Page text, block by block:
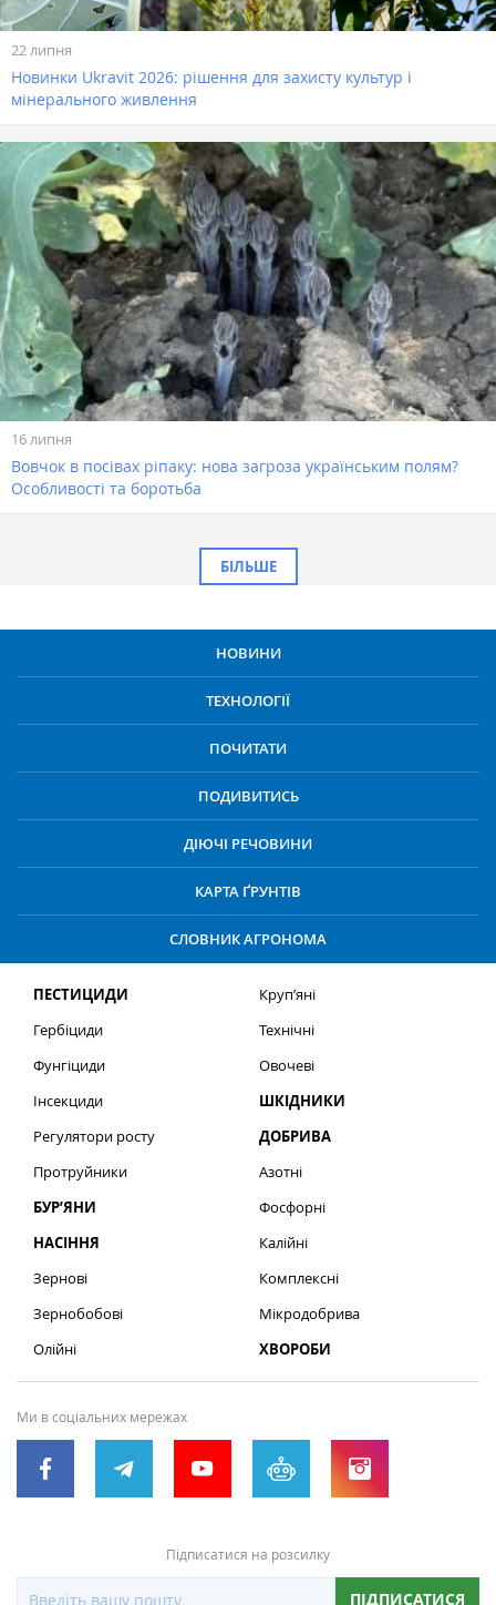
22 липня
Новинки Ukravit 2026: рішення для захисту культур і
мінерального живлення
16 липня
Вовчок в посівах ріпаку: нова загроза українським полям?
Особливості та боротьба
БІЛЬШЕ
НОВИНИ
ТЕХНОЛОГІЇ
ПОЧИТАТИ
ПОДИВИТИСЬ
ДІЮЧІ РЕЧОВИНИ
КАРТА ҐРУНТІВ
СЛОВНИК АГРОНОМА
ПЕСТИЦИДИ
Гербіциди
Фунгіциди
Інсекциди
Регулятори росту
Протруйники
БУР’ЯНИ
НАСІННЯ
Зернові
Зернобобові
Олійні
Круп’яні
Технічні
Овочеві
ШКІДНИКИ
ДОБРИВА
Азотні
Фосфорні
Калійні
Комплексні
Мікродобрива
ХВОРОБИ
Ми в соціальних мережах
Підписатися на розсилку
ПІДПИСАТИСЯ